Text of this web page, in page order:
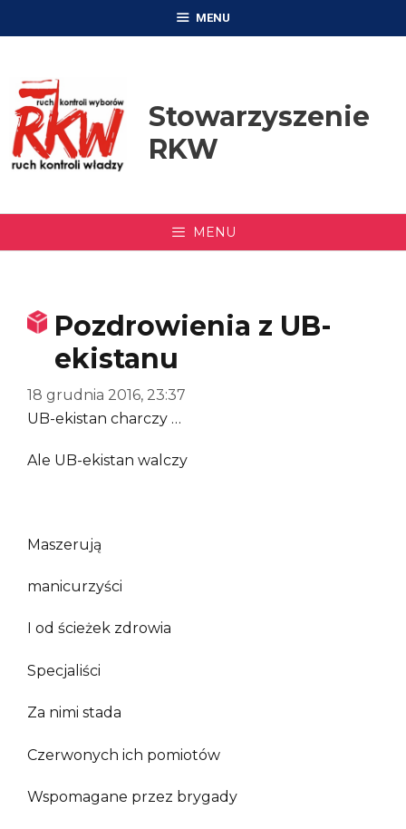
MENU
Stowarzyszenie
RKW
MENU
Pozdrowienia z UB-
ekistanu
18 grudnia 2016, 23:37
UB-ekistan charczy …
Ale UB-ekistan walczy
Maszerują
manicurzyści
I od ścieżek zdrowia
Specjaliści
Za nimi stada
Czerwonych ich pomiotów
Wspomagane przez brygady